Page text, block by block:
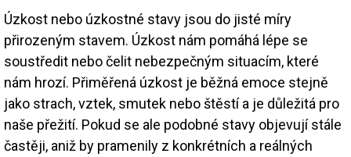
Úzkost nebo úzkostné stavy jsou do jisté míry
přirozeným stavem. Úzkost nám pomáhá lépe se
soustředit nebo čelit nebezpečným situacím, které
nám hrozí. Přiměřená úzkost je běžná emoce stejně
jako strach, vztek, smutek nebo štěstí a je důležitá pro
naše přežití. Pokud se ale podobné stavy objevují stále
častěji, aniž by pramenily z konkrétních a reálných